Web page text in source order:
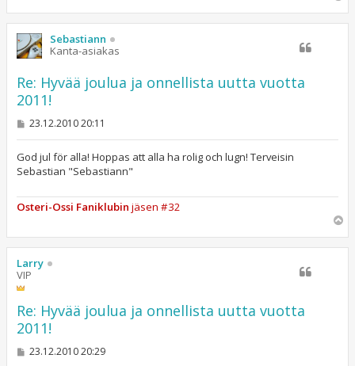
ö
Sebastiann
Kanta-asiakas
Re: Hyvää joulua ja onnellista uutta vuotta
2011!
V
e
s
t
i
23.12.2010 20:11
God jul för alla! Hoppas att alla ha rolig och lugn! Terveisin
Sebastian "Sebastiann"
Osteri-Ossi Faniklubin jäsen #32
ö
Larry
VIP
Re: Hyvää joulua ja onnellista uutta vuotta
2011!
V23.12.2010 20:29